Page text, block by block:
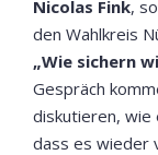
Nicolas Fink,
den Wahlkreis
„Wie sichern
Gespräch
diskutieren, wie
dass es wieder